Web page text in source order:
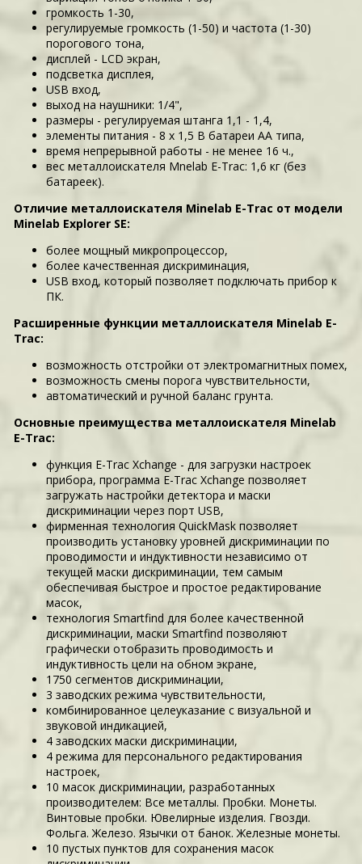
громкость 1-30,
регулируемые громкость (1-50) и частота (1-30)
порогового тона,
дисплей - LCD экран,
подсветка дисплея,
USB вход,
выход на наушники: 1/4",
размеры - регулируемая штанга 1,1 - 1,4,
элементы питания - 8 х 1,5 В батареи АА типа,
время непрерывной работы - не менее 16 ч.,
вес металлоискателя Mnelab E-Trac: 1,6 кг (без
батареек).
Отличие металлоискателя Minelab E-Trac от модели
Minelab Explorer SE:
более мощный микропроцессор,
более качественная дискриминация,
USB вход, который позволяет подключать прибор к
ПК.
Расширенные функции металлоискателя Minelab E-
Trac:
возможность отстройки от электромагнитных помех,
возможность смены порога чувствительности,
автоматический и ручной баланс грунта.
Основные преимущества металлоискателя Minelab
E-Trac:
функция E-Trac Xchange - для загрузки настроек
прибора, программа E-Trac Xchange позволяет
загружать настройки детектора и маски
дискриминации через порт USB,
фирменная технология QuickMask позволяет
производить установку уровней дискриминации по
проводимости и индуктивности независимо от
текущей маски дискриминации, тем самым
обеспечивая быстрое и простое редактирование
масок,
технология Smartfind для более качественной
дискриминации, маски Smartfind позволяют
графически отобразить проводимость и
индуктивность цели на обном экране,
1750 сегментов дискриминации,
3 заводских режима чувствительности,
комбинированное целеуказание с визуальной и
звуковой индикацией,
4 заводских маски дискриминации,
4 режима для персонального редактирования
настроек,
10 масок дискриминации, разработанных
производителем: Все металлы. Пробки. Монеты.
Винтовые пробки. Ювелирные изделия. Гвозди.
Фольга. Железо. Язычки от банок. Железные монеты.
10 пустых пунктов для сохранения масок